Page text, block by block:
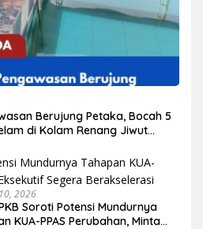
Berujung Petaka, Bocah 5
di Kolam Renang Jiwut
2026
Soroti Potensi Mundurnya
KUA-PPAS Perubahan, Minta